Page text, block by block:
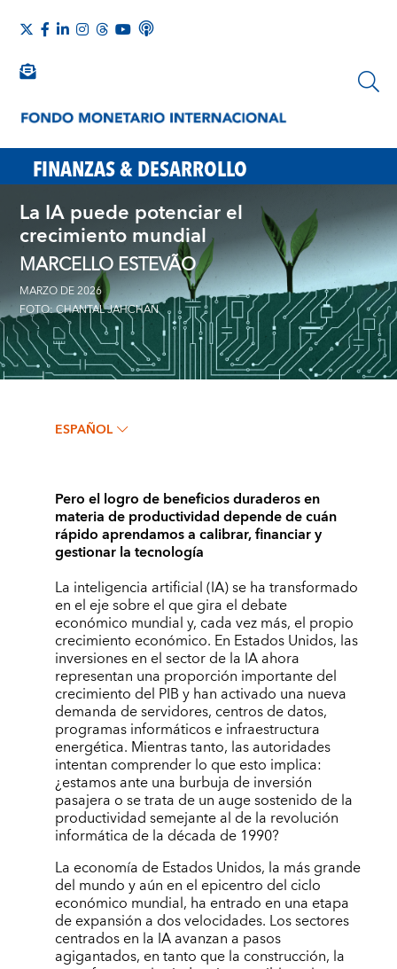
FINANZAS & DESARROLLO
La IA puede potenciar el
crecimiento mundial
MARCELLO ESTEVÃO
MARZO DE 2026
FOTO: CHANTAL JAHCHAN
ESPAÑOL
Pero el logro de beneficios duraderos en
materia de productividad depende de cuán
rápido aprendamos a calibrar, financiar y
gestionar la tecnología
La inteligencia artificial (IA) se ha transformado
en el eje sobre el que gira el debate
económico mundial y, cada vez más, el propio
crecimiento económico. En Estados Unidos, las
inversiones en el sector de la IA ahora
representan una proporción importante del
crecimiento del PIB y han activado una nueva
demanda de servidores, centros de datos,
programas informáticos e infraestructura
energética. Mientras tanto, las autoridades
intentan comprender lo que esto implica:
¿estamos ante una burbuja de inversión
pasajera o se trata de un auge sostenido de la
productividad semejante al de la revolución
informática de la década de 1990?
La economía de Estados Unidos, la más grande
del mundo y aún en el epicentro del ciclo
económico mundial, ha entrado en una etapa
de expansión a dos velocidades. Los sectores
centrados en la IA avanzan a pasos
agigantados, en tanto que la construcción, la